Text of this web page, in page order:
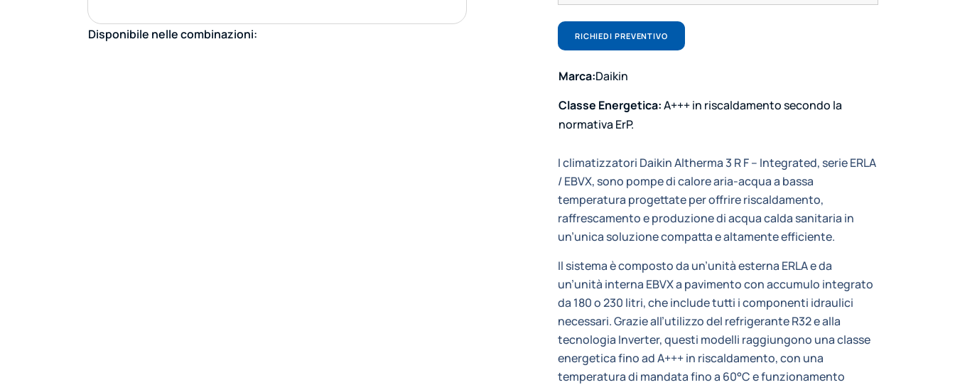
Disponibile nelle combinazioni: RICHIEDI PREVENTIVO
Marca:Daikin
Classe Energetica:A+++ in riscaldamento secondo la
normativa ErP.
I climatizzatori Daikin Altherma 3 R F – Integrated, serie ERLA
/ EBVX, sono pompe di calore aria-acqua a bassa
temperatura progettate per offrire riscaldamento,
raffrescamento e produzione di acqua calda sanitaria in
un’unica soluzione compatta e altamente efficiente.
Il sistema è composto da un’unità esterna ERLA e da
un’unità interna EBVX a pavimento con accumulo integrato
da 180 o 230 litri, che include tutti i componenti idraulici
necessari. Grazie all’utilizzo del refrigerante R32 e alla
tecnologia Inverter, questi modelli raggiungono una classe
energetica fino ad A+++ in riscaldamento, con una
temperatura di mandata fino a 60°C e funzionamento